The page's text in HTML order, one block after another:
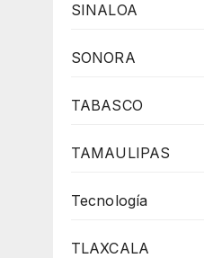
SINALOA
SONORA
TABASCO
TAMAULIPAS
Tecnología
TLAXCALA